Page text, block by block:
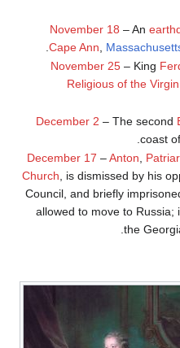
November 18 – An
Cape Ann
November 25– King
Religious of the
December 2 – The second
coast
December 17 –Anton
Church , is dismissed by his
Council, and briefly
allowed to move to Russia;
the